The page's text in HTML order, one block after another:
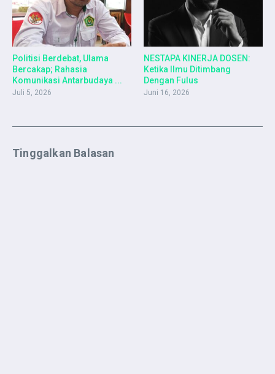
Politisi Berdebat, Ulama
Bercakap; Rahasia
Komunikasi Antarbudaya ...
Juli 5, 2026
NESTAPA KINERJA DOSEN:
Ketika Ilmu Ditimbang
Dengan Fulus
Juni 16, 2026
Tinggalkan Balasan